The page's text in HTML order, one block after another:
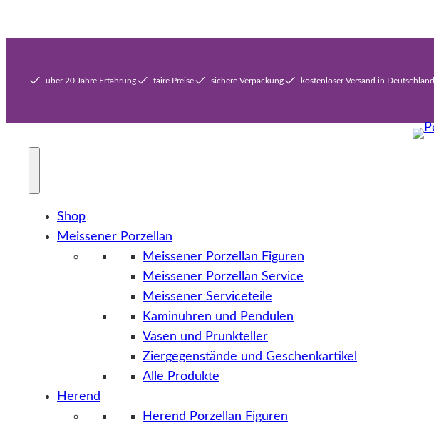
über 20 Jahre Erfahrung faire Preise sichere Verpackung kostenloser Versand in Deutschland
Shop
Meissener Porzellan
Meissener Porzellan Figuren
Meissener Porzellan Service
Meissener Serviceteile
Kaminuhren und Pendulen
Vasen und Prunkteller
Ziergegenstände und Geschenkartikel
Alle Produkte
Herend
Herend Porzellan Figuren